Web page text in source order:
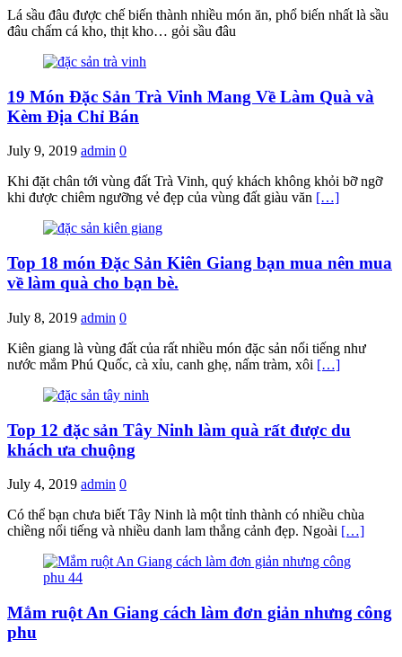
Lá sầu đâu được chế biến thành nhiều món ăn, phổ biến nhất là sầu
đâu chấm cá kho, thịt kho… gỏi sầu đâu
19 Món Đặc Sản Trà Vinh Mang Về Làm Quà và
Kèm Địa Chỉ Bán
July 9, 2019 admin 0
Khi đặt chân tới vùng đất Trà Vinh, quý khách không khỏi bỡ ngỡ
khi được chiêm ngưỡng vẻ đẹp của vùng đất giàu văn […]
Top 18 món Đặc Sản Kiên Giang bạn mua nên mua
về làm quà cho bạn bè.
July 8, 2019 admin 0
Kiên giang là vùng đất của rất nhiều món đặc sản nổi tiếng như
nước mắm Phú Quốc, cà xỉu, canh ghẹ, nấm tràm, xôi […]
Top 12 đặc sản Tây Ninh làm quà rất được du
khách ưa chuộng
July 4, 2019 admin 0
Có thể bạn chưa biết Tây Ninh là một tỉnh thành có nhiều chùa
chiềng nổi tiếng và nhiều danh lam thắng cảnh đẹp. Ngoài […]
Mắm ruột An Giang cách làm đơn giản nhưng công
phu